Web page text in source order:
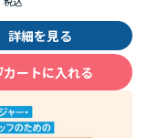
詳細を見る
カートに入れる